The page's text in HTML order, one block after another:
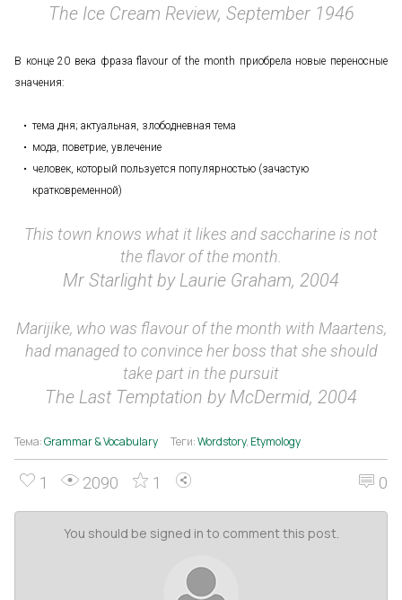
The Ice Cream Review, September 1946
В конце 20 века фраза flavour of the month приобрела новые переносные
значения:
тема дня; актуальная, злободневная тема
мода, поветрие, увлечение
человек, который пользуется популярностью (зачастую
кратковременной)
This town knows what it likes and saccharine is not
the flavor of the month.
Mr Starlight by Laurie Graham, 2004
Marijike, who was flavour of the month with Maartens,
had managed to convince her boss that she should
take part in the pursuit
The Last Temptation by McDermid, 2004
Тема:Grammar & Vocabulary Теги:Wordstory, Etymology
1 2090 1 0
You should be signed in to comment this post.